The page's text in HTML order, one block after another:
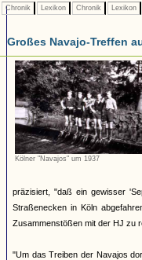
Chronik Lexikon Chronik Lexikon
Großes Navajo-Treffen
Kölner "Navajos" um 1937
präzisiert, "daß ein gewisser
Straßenecken in Köln
Zusammenstößen mit der HJ zu
"Um das Treiben der Navajos